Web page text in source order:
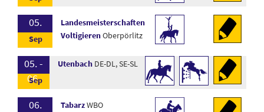
05.
Landesmeisterschaften
VoltigierenOberpörlitz
05. -
06.
Utenbach DE-DL, SE-SL
06. TabarzWBO